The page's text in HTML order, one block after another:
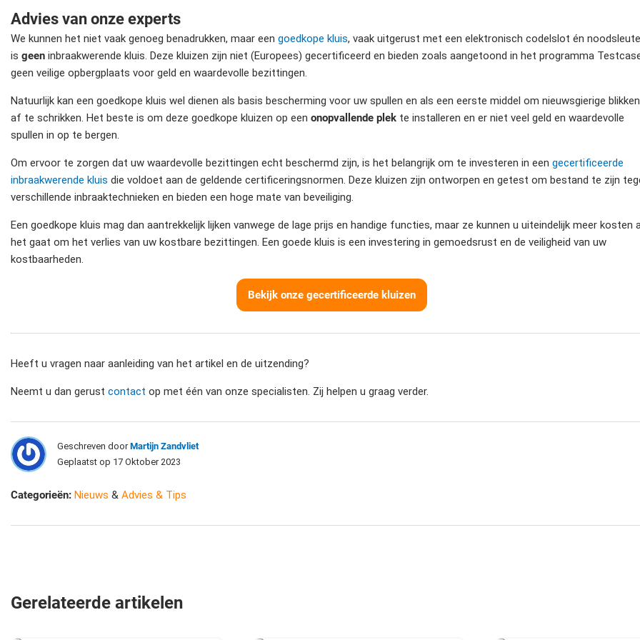
Advies van onze experts
We kunnen het niet vaak genoeg benadrukken, maar een goedkope kluis, vaak uitgerust met een elektronisch codelslot én
is geen inbraakwerende kluis. Deze kluizen zijn niet (Europees) gecertificeerd en bieden zoals aangetoond in het programma
geen veilige opbergplaats voor geld en waardevolle bezittingen.
Natuurlijk kan een goedkope kluis wel dienen als basis bescherming voor uw spullen en als een eerste middel om nieuwsgierige blikken
af te schrikken. Het beste is om deze goedkope kluizen op een onopvallende plek te installeren en er niet veel geld en waardevolle
spullen in op te bergen.
Om ervoor te zorgen dat uw waardevolle bezittingen echt beschermd zijn, is het belangrijk om te investeren in een gecertificeerde
inbraakwerende kluis die voldoet aan de geldende certificeringsnormen. Deze kluizen zijn ontworpen en getest om bestand te zijn
verschillende inbraaktechnieken en bieden een hoge mate van beveiliging.
Een goedkope kluis mag dan aantrekkelijk lijken vanwege de lage prijs en handige functies, maar ze kunnen u uiteindelijk meer kosten
het gaat om het verlies van uw kostbare bezittingen. Een goede kluis is een investering in gemoedsrust en de veiligheid van uw
kostbaarheden.
Bekijk onze gecertificeerde kluizen
Heeft u vragen naar aanleiding van het artikel en de uitzending?
Neemt u dan gerust contact op met één van onze specialisten. Zij helpen u graag verder.
Geschreven doorMartijn Zandvliet
Geplaatst op 17 Oktober 2023
Categorieën: Nieuws & Advies & Tips
Gerelateerde artikelen